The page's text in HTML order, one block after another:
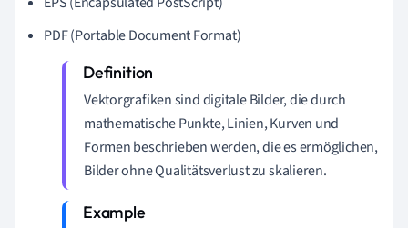
PDF (Portable Document Format)
Vektorgrafiken sind digitale Bilder, die durch
mathematische Punkte, Linien, Kurven und
Formen beschrieben werden, die es ermöglichen,
Bilder ohne Qualitätsverlust zu skalieren.